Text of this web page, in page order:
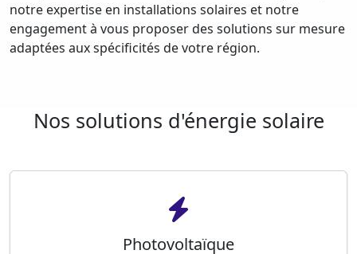
notre expertise en installations solaires et notre
engagement à vous proposer des solutions sur mesure
adaptées aux spécificités de votre région.
Nos solutions d'énergie solaire
Photovoltaïque